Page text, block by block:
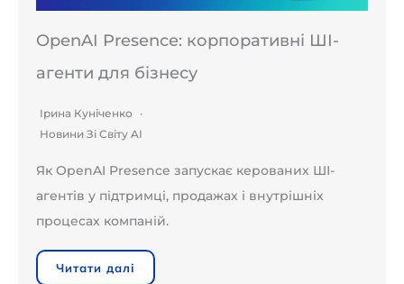
OpenAI Presence: корпоративні ШІ-
агенти для бізнесу
Ірина Куніченко
Новини Зі Світу AI
Як OpenAI Presence запускає керованих ШІ-
агентів у підтримці, продажах і внутрішніх
процесах компаній.
Читати далі